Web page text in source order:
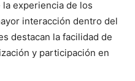
experiencia de los
interacción dentro del
destacan la facilidad de
y participación en